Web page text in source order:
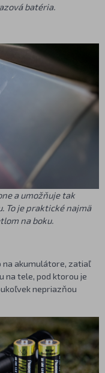
batéria.
a umožňuje tak
To je praktické najmä
na boku.
na akumulátore, zatiaľ
na tele, pod ktorou je
nepriazňou